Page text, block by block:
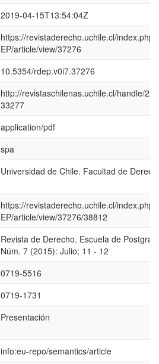
2019-04-15T13:54:04Z
https://revistaderecho.uchile.cl/index.php/
EP/article/view/37276
10.5354/rdep.v0i7.37276
http://revistaschilenas.uchile.cl/handle/
33277
application/pdf
spa
Universidad de Chile. Facultad de
https://revistaderecho.uchile.cl/index.php/
EP/article/view/37276/38812
Revista de Derecho. Escuela de
Núm. 7 (2015): Julio; 11 - 12
0719-5516
0719-1731
Presentación
info:eu-repo/semantics/article